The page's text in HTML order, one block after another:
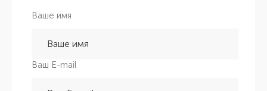
Ваше имя
Ваш E-mail